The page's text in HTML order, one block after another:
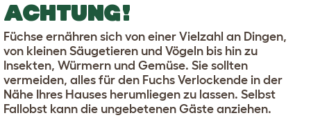
ACHTUNG!
Füchse ernähren sich von einer Vielzahl an Dingen,
von kleinen Säugetieren und Vögeln bis hin zu
Insekten, Würmern und Gemüse. Sie sollten
vermeiden, alles für den Fuchs Verlockende in der
Nähe Ihres Hauses herumliegen zu lassen. Selbst
Fallobst kann die ungebetenen Gäste anziehen.